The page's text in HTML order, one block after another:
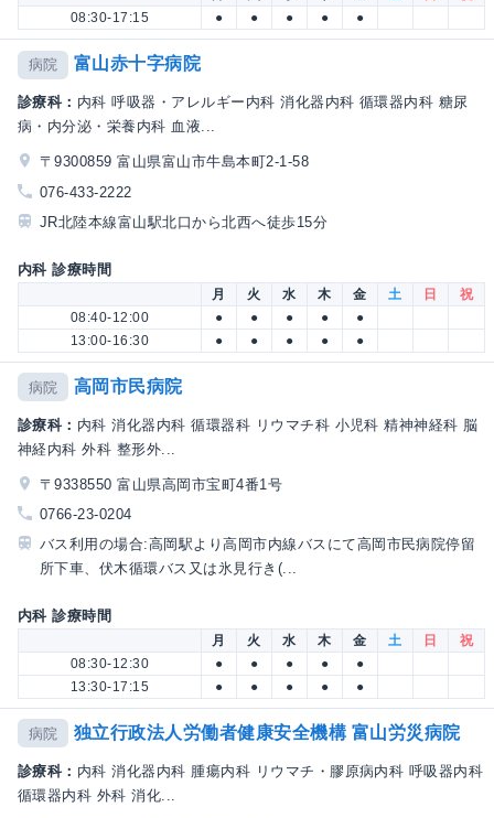
08:30-17:15
● ● ● ● ●
病院 富山赤十字病院
診療科： 内科 呼吸器・アレルギー内科 消化器内科 循環器内科 糖尿
病・内分泌・栄養内科 血液...
〒9300859 富山県富山市牛島本町2-1-58
076-433-2222
JR北陸本線富山駅北口から北西へ徒歩15分
内科 診療時間
月 火 水 木 金 土 日
祝
08:40-12:00
● ● ● ●
●
13:00-16:30
● ● ● ● ●
病院 高岡市民病院
診療科： 内科 消化器内科 循環器科 リウマチ科 小児科 精神神経科 脳
神経内科 外科 整形外...
〒9338550 富山県高岡市宝町4番1号
0766-23-0204
バス利用の場合:高岡駅より高岡市内線バスにて高岡市民病院停留
所下車、伏木循環バス又は氷見行き(...
内科 診療時間
月 火 水 木 金 土 日
祝
08:30-12:30
● ● ● ●
●
13:30-17:15
● ● ● ● ●
病院 独立行政法人労働者健康安全機構 富山労災病院
診療科： 内科 消化器内科 腫瘍内科 リウマチ・膠原病内科 呼吸器内科
循環器内科 外科 消化...